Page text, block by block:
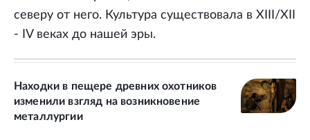
северу от него. Культура существовала в XIII/XII
- IV веках до нашей эры.
Находки в пещере древних охотников
изменили взгляд на возникновение
металлургии